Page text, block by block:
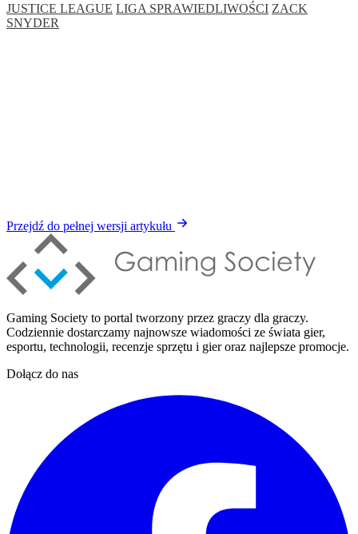
JUSTICE LEAGUE LIGA SPRAWIEDLIWOŚCI ZACK
SNYDER
Przejdź do pełnej wersji artykułu
Gaming Society to portal tworzony przez graczy dla graczy.
Codziennie dostarczamy najnowsze wiadomości ze świata gier,
esportu, technologii, recenzje sprzętu i gier oraz najlepsze promocje.
Dołącz do nas